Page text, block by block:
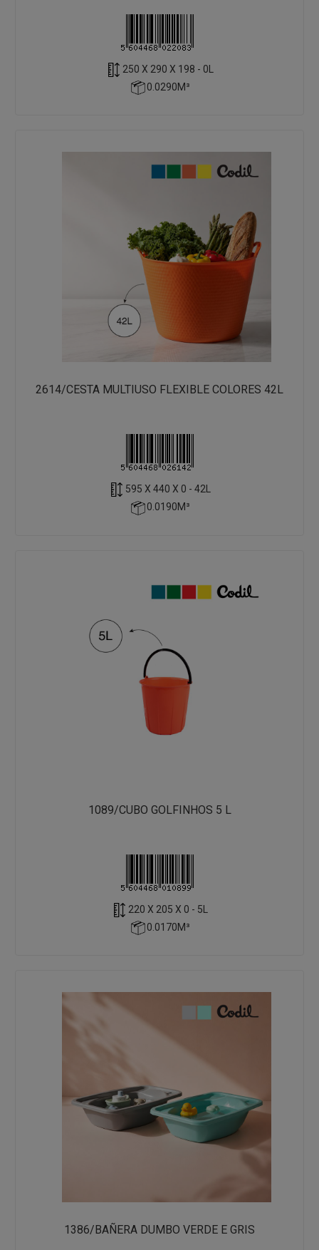
250 X 290 X 198 - 0L
0.0290M³
2614/CESTA MULTIUSO FLEXIBLE COLORES 42L
595 X 440 X 0 - 42L
0.0190M³
1089/CUBO GOLFINHOS 5 L
220 X 205 X 0 - 5L
0.0170M³
1386/BAÑERA DUMBO VERDE E GRIS